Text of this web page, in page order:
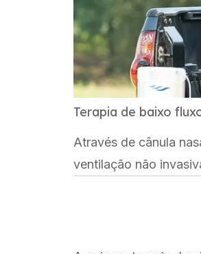
Terapia de baixo
Através de cânula
ventilação não